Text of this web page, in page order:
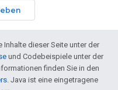
dieser Seite unter der
und Codebeispiele unter der
finden Sie in den
. Java ist eine eingetragene